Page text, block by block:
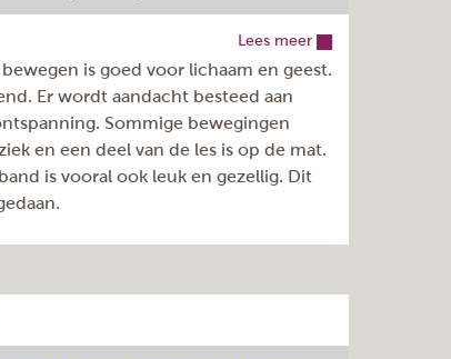
Lees meer
is goed voor lichaam en geest.
Er wordt aandacht besteed aan
Sommige bewegingen
en een deel van de les is op de mat.
is vooral ook leuk en gezellig. Dit